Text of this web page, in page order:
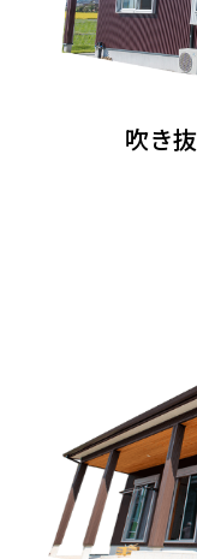
吹き